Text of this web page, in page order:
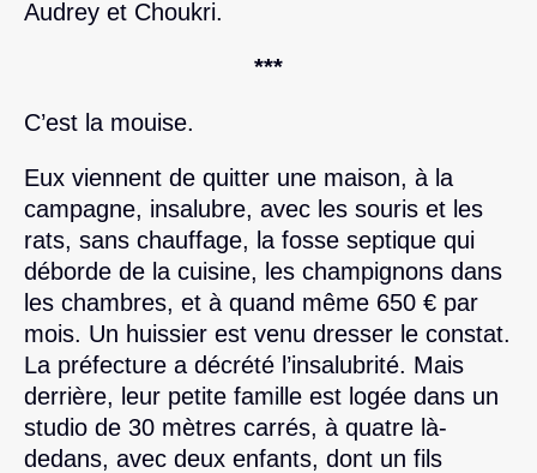
Audrey et Choukri.
***
C’est la mouise.
Eux viennent de quitter une maison, à la
campagne, insalubre, avec les souris et les
rats, sans chauffage, la fosse septique qui
déborde de la cuisine, les champignons dans
les chambres, et à quand même 650 € par
mois. Un huissier est venu dresser le constat.
La préfecture a décrété l’insalubrité. Mais
derrière, leur petite famille est logée dans un
studio de 30 mètres carrés, à quatre là-
dedans, avec deux enfants, dont un fils